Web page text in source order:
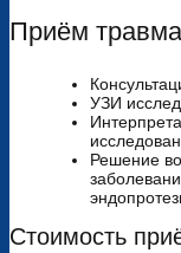
Приём
УЗИ
Решение
Стоимость